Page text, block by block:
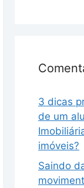
3 dicas
de um
imóveis?
Saindo